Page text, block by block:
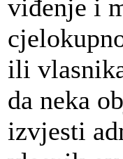
viđenje i
ili
da neka
izvjesti